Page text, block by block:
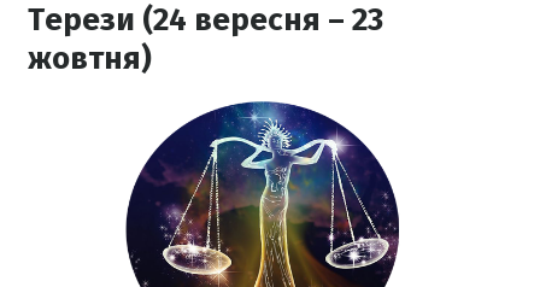
Терези (24 вересня – 23
жовтня)